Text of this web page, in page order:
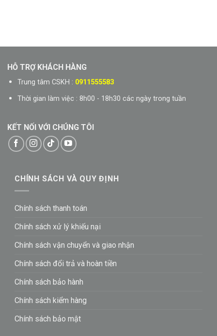
HỖ TRỢ KHÁCH HÀNG
Trung tâm CSKH : 0911555583
Thời gian làm việc : 8h00 - 18h30 các ngày trong tuần
KẾT NỐI VỚI CHÚNG TÔI
CHÍNH SÁCH VÀ QUY ĐỊNH
Chính sách thanh toán
Chính sách xử lý khiếu nại
Chính sách vận chuyển và giao nhận
Chính sách đổi trả và hoàn tiền
Chính sách bảo hành
Chính sách kiểm hàng
Chính sách bảo mật